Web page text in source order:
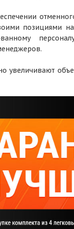
позициями
увеличивают